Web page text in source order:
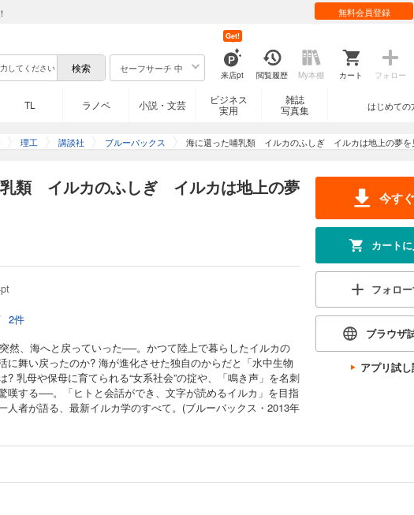
無料会員登録
セーフサーチ 中
来店pt
Get!
閲覧履歴 My本棚 カート フォロー
TL ラノベ 小説・文芸
ビジネス
実用
雑誌
写真集
はじめての
理工 講談社 ブルーバックス 海に還った哺乳類 イルカのふしぎ イルカは地上の夢を
類 イルカのふしぎ イルカは地上の夢
pt
2件
然、海へと戻っていった──。かつて陸上で暮らしたイルカの
に舞い戻ったのか? 海が進化させた独自のからだと「水中生物
? 乳母や保母に育てられる“女系社会”の掟や、「鳴き声」を名刺
嘆する──。「ヒトと会話ができ、文字が読めるイルカ」を目指
人者が語る、最新イルカ学のすべて。(ブルーバックス・2013年
今す
カート
フォロ
ブラウザ
アプリ試